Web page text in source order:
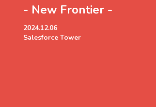
- New Frontier -
2024.12.06
Salesforce Tower